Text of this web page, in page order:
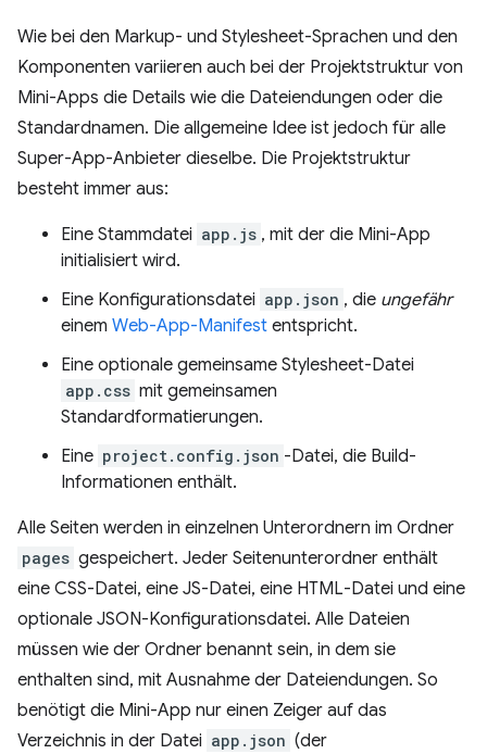
Wie bei den Markup- und Stylesheet-Sprachen und den
Komponenten variieren auch bei der Projektstruktur von
Mini-Apps die Details wie die Dateiendungen oder die
Standardnamen. Die allgemeine Idee ist jedoch für alle
Super-App-Anbieter dieselbe. Die Projektstruktur
besteht immer aus:
Eine Stammdatei app.js , mit der die Mini-App
initialisiert wird.
Eine Konfigurationsdatei app.json , die ungefähr
einem Web-App-Manifest entspricht.
Eine optionale gemeinsame Stylesheet-Datei
app.css mit gemeinsamen
Standardformatierungen.
Eine project.config.json -Datei, die Build-
Informationen enthält.
Alle Seiten werden in einzelnen Unterordnern im Ordner
pages gespeichert. Jeder Seitenunterordner enthält
eine CSS-Datei, eine JS-Datei, eine HTML-Datei und eine
optionale JSON-Konfigurationsdatei. Alle Dateien
müssen wie der Ordner benannt sein, in dem sie
enthalten sind, mit Ausnahme der Dateiendungen. So
benötigt die Mini-App nur einen Zeiger auf das
Verzeichnis in der Datei app.json (der